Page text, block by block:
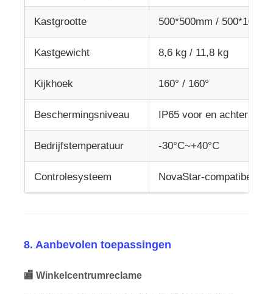
Kastgrootte 500*500mm /
Kastgewicht 8,6 kg / 11,8 kg
Kijkhoek 160° / 160°
Beschermingsniveau IP65 voor en achter
Bedrijfstemperatuur -30°C~+40°C
Controlesysteem NovaStar-compatibel
8. Aanbevolen toepassingen
🏬 Winkelcentrumreclame